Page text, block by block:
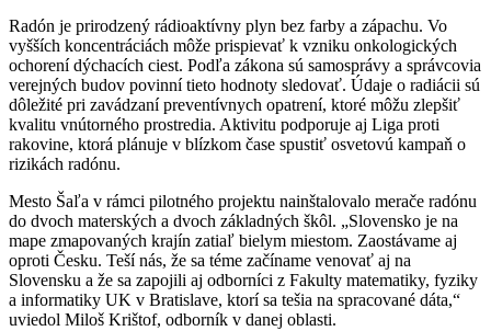
Radón je prirodzený rádioaktívny plyn bez farby a zápachu. Vo
vyšších koncentráciách môže prispievať k vzniku onkologických
ochorení dýchacích ciest. Podľa zákona sú samosprávy a správcovia
verejných budov povinní tieto hodnoty sledovať. Údaje o radiácii sú
dôležité pri zavádzaní preventívnych opatrení, ktoré môžu zlepšiť
kvalitu vnútorného prostredia. Aktivitu podporuje aj Liga proti
rakovine, ktorá plánuje v blízkom čase spustiť osvetovú kampaň o
rizikách radónu.
Mesto Šaľa v rámci pilotného projektu nainštalovalo merače radónu
do dvoch materských a dvoch základných škôl. „Slovensko je na
mape zmapovaných krajín zatiaľ bielym miestom. Zaostávame aj
oproti Česku. Teší nás, že sa téme začíname venovať aj na
Slovensku a že sa zapojili aj odborníci z Fakulty matematiky, fyziky
a informatiky UK v Bratislave, ktorí sa tešia na spracované dáta,“
uviedol Miloš Krištof, odborník v danej oblasti.